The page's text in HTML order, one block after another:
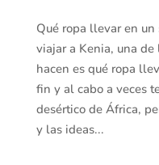
Qué ropa llevar en
viajar a Kenia, una
hacen es qué ropa
fin y al cabo a veces
desértico de África,
y las ideas...